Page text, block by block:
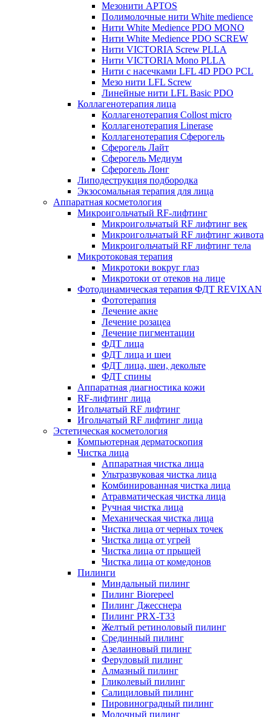
Мезонити APTOS
Полимолочные нити White medience
Нити White Medience PDO MONO
Нити White Medience PDO SCREW
Нити VICTORIA Screw PLLA
Нити VICTORIA Mono PLLA
Нити с насечками LFL 4D PDO PCL
Мезо нити LFL Screw
Линейные нити LFL Basic PDO
Коллагенотерапия лица
Коллагенотерапия Collost micro
Коллагенотерапия Linerase
Коллагенотерапия Сферогель
Сферогель Лайт
Сферогель Медиум
Сферогель Лонг
Липодеструкция подбородка
Экзосомальная терапия для лица
Аппаратная косметология
Микроигольчатый RF-лифтинг
Микроигольчатый RF лифтинг век
Микроигольчатый RF лифтинг живота
Микроигольчатый RF лифтинг тела
Микротоковая терапия
Микротоки вокруг глаз
Микротоки от отеков на лице
Фотодинамическая терапия ФДТ REVIXAN
Фототерапия
Лечение акне
Лечение розацеа
Лечение пигментации
ФДТ лица
ФДТ лица и шеи
ФДТ лица, шеи, декольте
ФДТ спины
Аппаратная диагностика кожи
RF-лифтинг лица
Игольчатый RF лифтинг
Игольчатый RF лифтинг лица
Эстетическая косметология
Компьютерная дерматоскопия
Чистка лица
Аппаратная чистка лица
Ультразвуковая чистка лица
Комбинированная чистка лица
Атравматическая чистка лица
Ручная чистка лица
Механическая чистка лица
Чистка лица от черных точек
Чистка лица от угрей
Чистка лица от прыщей
Чистка лица от комедонов
Пилинги
Миндальный пилинг
Пилинг Biorepeel
Пилинг Джесснера
Пилинг PRX-T33
Желтый ретиноловый пилинг
Срединный пилинг
Азелаиновый пилинг
Феруловый пилинг
Алмазный пилинг
Гликолевый пилинг
Салициловый пилинг
Пировиноградный пилинг
Молочный пилинг